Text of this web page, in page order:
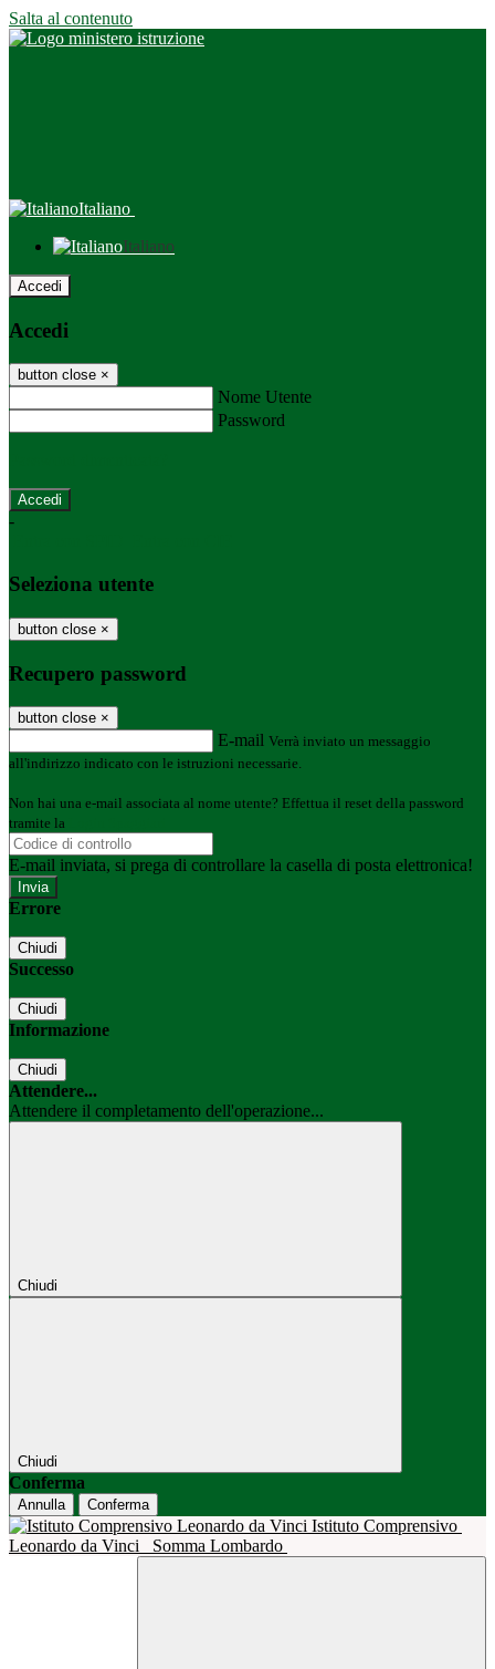
Salta al contenuto
Italiano
Italiano
Accedi
Accedi
button close ×
Nome Utente
Password
-
Seleziona utente
button close ×
Recupero password
button close ×
E-mail Verrà inviato un messaggio
all'indirizzo indicato con le istruzioni necessarie.
Non hai una e-mail associata al nome utente? Effettua il reset della password
tramite la
E-mail inviata, si prega di controllare la casella di posta elettronica!
Errore
Chiudi
Successo
Chiudi
Informazione
Chiudi
Attendere...
Attendere il completamento dell'operazione...
Chiudi
Chiudi
Conferma
Annulla Conferma
Istituto Comprensivo
Leonardo da Vinci
Somma Lombardo